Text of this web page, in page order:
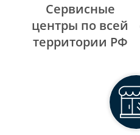
Сервисные
центры по всей
территории РФ